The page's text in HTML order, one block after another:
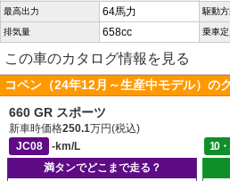
最高出力 64馬力 駆動
排気量 658cc 乗車定
この車のカタログ情報を見る
コペン（24年12月～生産中モデル）の
660 GR スポーツ
新車時価格250.1万円(税込)
JC08
-km/L 10
満タンでどこまで走る？